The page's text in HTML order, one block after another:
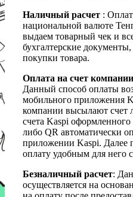
Наличный расчет :
национальной валюте
выдаем товарный чек и
бухгалтерские
покупки товара.
Оплата на счет
Данный способ оплаты
мобильного приложения
компании высылают счет
счета Kaspi
либо QR автоматически
приложении Kaspi. Далее
оплату удобным для него
Безналичный расчет:
осуществляется на